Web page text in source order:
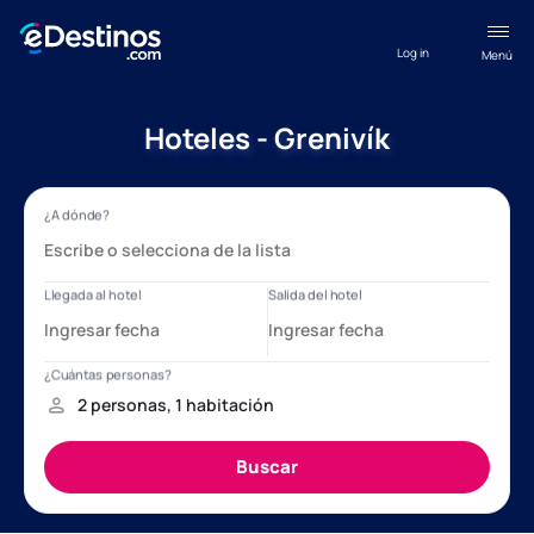
Menú
Log in
Hoteles - Grenivík